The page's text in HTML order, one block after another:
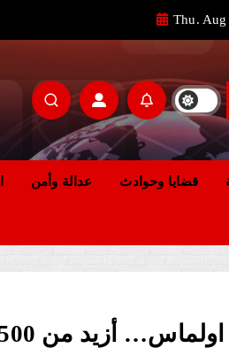
Thu.
عدالة وأمن قضايا وحوادث
مستفيذ(ة) من خدمات قافلة طبية متعددة التخصصات